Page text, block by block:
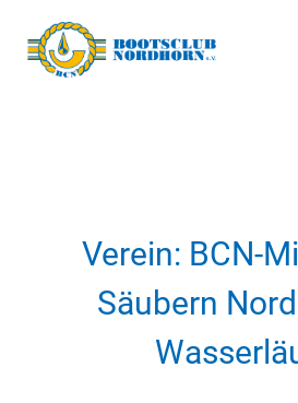
Verein: BCN-
Säubern